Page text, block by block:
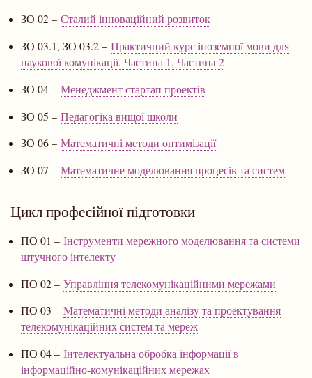
ЗО 02 – Сталий інноваційний розвиток
ЗО 03.1, ЗО 03.2 – Практичний курс іноземної мови для
наукової комунікації. Частина 1, Частина 2
ЗО 04 – Менеджмент стартап проектів
ЗО 05 – Педагогіка вищої школи
ЗО 06 – Математичні методи оптимізації
ЗО 07 – Математичне моделювання процесів та систем
Цикл професійної підготовки
ПО 01 – Інструменти мережного моделювання та системи
штучного інтелекту
ПО 02 – Управління телекомунікаційними мережами
ПО 03 – Математичні методи аналізу та проектування
телекомунікаційних систем та мереж
ПО 04 – Інтелектуальна обробка інформації в
інформаційно-комунікаційних мережах